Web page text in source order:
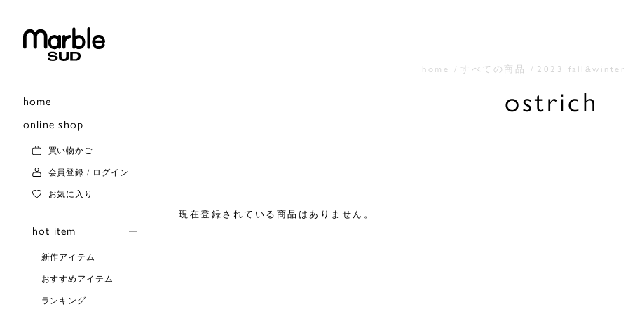
home
online shop
買い物かご
会員登録 / ログイン
お気に入り
hot item
新作アイテム
おすすめアイテム
ランキング
home すべての商品 2023 fall&winter
ostrich
現在登録されている商品はありません。